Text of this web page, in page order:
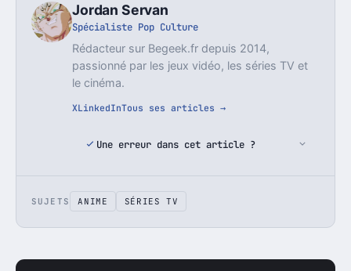
Jordan Servan
Spécialiste Pop Culture
Rédacteur sur Begeek.fr depuis 2014,
passionné par les jeux vidéo, les séries TV et
le cinéma.
XLinkedInTous ses articles →
Une erreur dans cet article ?
SUJETS ANIME SÉRIES TV